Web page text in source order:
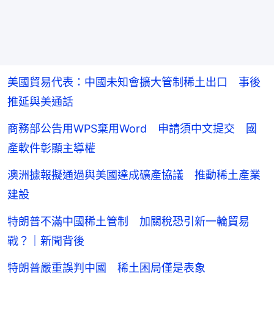
美國貿易代表：中國未知會擴大管制稀土出口 事後
推延與美通話
商務部公告用WPS棄用Word 申請須中文提交 國
產軟件彰顯主導權
澳洲據報擬通過與美國達成礦產協議 推動稀土產業
建設
特朗普不滿中國稀土管制 加關稅恐引新一輪貿易
戰？｜新聞背後
特朗普嚴重誤判中國 稀土困局僅是表象